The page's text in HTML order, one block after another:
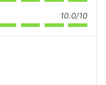
10.0/10